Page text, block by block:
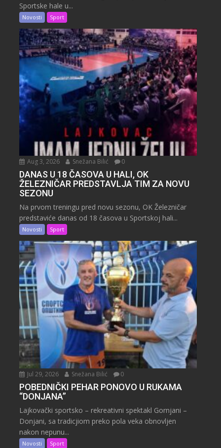
Sportske hale u...
Novosti Sport
Aug 3, 2026 Snežana Bilić 0
DANAS U 18 ČASOVA U HALI, OK
ŽELEZNIČAR PREDSTAVLJA TIM ZA NOVU
SEZONU
Na prvom treningu pred novu sezonu, OK Železničar
predstaviće danas od 18 časova u Sportskoj hali...
Novosti Sport
Jul 29, 2026 Snežana Bilić 0
POBEDNIČKI PEHAR PONOVO U RUKAMA
“DONJANA”
Lajkovački sportsko – rekreativni spektakl Gornjani –
Donjani, sa tradicjiom preko pola veka obnovljen
nakon nepunu...
Novosti Sport